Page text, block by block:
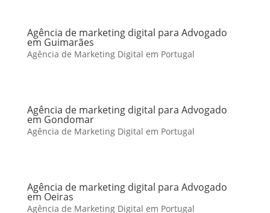
Agência de marketing digital para Advogado
em Guimarães
Agência de Marketing Digital em Portugal
Agência de marketing digital para Advogado
em Gondomar
Agência de Marketing Digital em Portugal
Agência de marketing digital para Advogado
em Oeiras
Agência de Marketing Digital em Portugal